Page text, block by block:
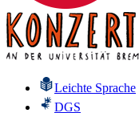
Leichte Sprache
DGS